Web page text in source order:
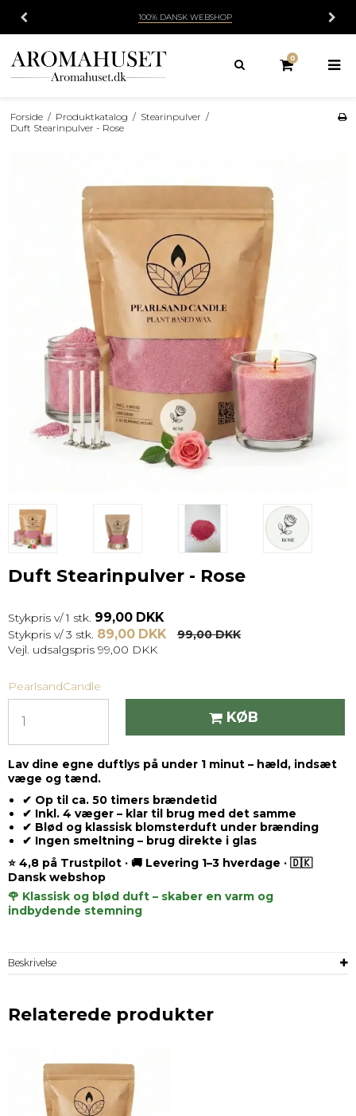
100% DANSK WEBSHOP
0
Forside / Produktkatalog / Stearinpulver /
Duft Stearinpulver - Rose
Duft Stearinpulver - Rose
Stykpris v/ 1 stk. 99,00 DKK
Stykpris v/ 3 stk. 89,00 DKK
99,00 DKK
Vejl. udsalgspris 99,00 DKK
PearlsandCandle
KØB
Lav dine egne duftlys på under 1 minut – hæld, indsæt
væge og tænd.
✔ Op til ca. 50 timers brændetid
✔ Inkl. 4 væger – klar til brug med det samme
✔ Blød og klassisk blomsterduft under brænding
✔ Ingen smeltning – brug direkte i glas
⭐ 4,8 på Trustpilot · 🚚 Levering 1–3 hverdage · 🇩🇰
Dansk webshop
🌹 Klassisk og blød duft – skaber en varm og
indbydende stemning
Beskrivelse
Relaterede produkter